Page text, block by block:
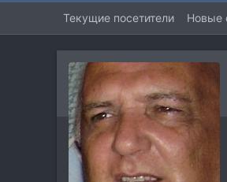
Текущие посетители Новые